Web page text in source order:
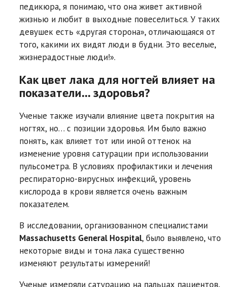
педикюра, я понимаю, что она живет активной
жизнью и любит в выходные повеселиться. У таких
девушек есть «другая сторона», отличающаяся от
того, какими их видят люди в будни. Это веселые,
жизнерадостные люди!».
Как цвет лака для ногтей влияет на
показатели… здоровья?
Ученые также изучали влияние цвета покрытия на
ногтях, но… с позиции здоровья. Им было важно
понять, как влияет тот или иной оттенок на
изменение уровня сатурации при использовании
пульсометра. В условиях профилактики и лечения
респираторно-вирусных инфекций, уровень
кислорода в крови является очень важным
показателем.
В исследовании, организованном специалистами
Massachusetts General Hospital, было выявлено, что
некоторые виды и тона лака существенно
изменяют результаты измерений!
Ученые измеряли сатурацию на пальцах пациентов,